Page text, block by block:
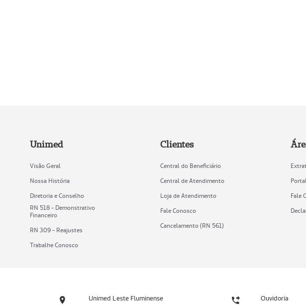
Unimed
Visão Geral
Nossa História
Diretoria e Conselho
RN 518 - Demonstrativo
Financeiro
RN 309 - Reajustes
Trabalhe Conosco
Clientes
Central do Beneficiário
Central de Atendimento
Loja de Atendimento
Fale Conosco
Cancelamento (RN 561)
Fale
Unimed Leste Fluminense Ouvidoria